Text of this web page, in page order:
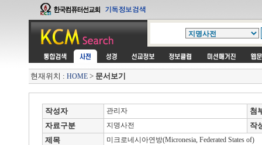
현재위치 : HOME > 문서보기
작성자 관리자
첨
자료구분
지명사전
작
제목
미크로네시아연방(Micronesia, Federated States of)